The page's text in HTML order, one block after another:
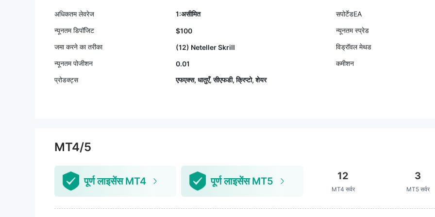
अधिकतम लेवरेज 1:असीमित
सपोर्टेडEA
न्यूनतम डिपॉजिट
$100
न्यूनतम स्प्रेड
जमा करने का तरीका
(12) Neteller Skrill
विड्रॉवल मेथड
न्यूनतम पोजीशन
0.01
कमीशन
प्रोडक्ट्स
एफएक्स, धातुएँ, सीएफडी, क्रिप्टो, शेयर
MT4/5
पूर्ण लाइसेंस MT4 पूर्ण लाइसेंस MT5 12
MT4 सर्वर
3
MT5 सर्वर